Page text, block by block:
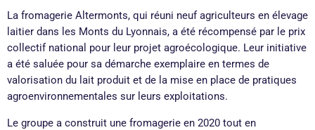
La fromagerie Altermonts, qui réuni neuf agriculteurs en élevage
laitier dans les Monts du Lyonnais, a été récompensé par le prix
collectif national pour leur projet agroécologique. Leur initiative
a été saluée pour sa démarche exemplaire en termes de
valorisation du lait produit et de la mise en place de pratiques
agroenvironnementales sur leurs exploitations.
Le groupe a construit une fromagerie en 2020 tout en